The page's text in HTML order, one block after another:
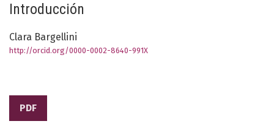
Introducción
Clara Bargellini
http://orcid.org/0000-0002-8640-991X
PDF